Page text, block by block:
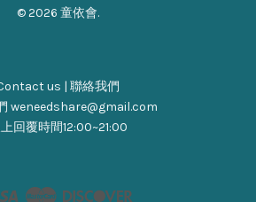
© 2026 童依會.
us | 聯絡我們
weneedshare@gmail.com
回覆時間12:00~21:00
Visa Master